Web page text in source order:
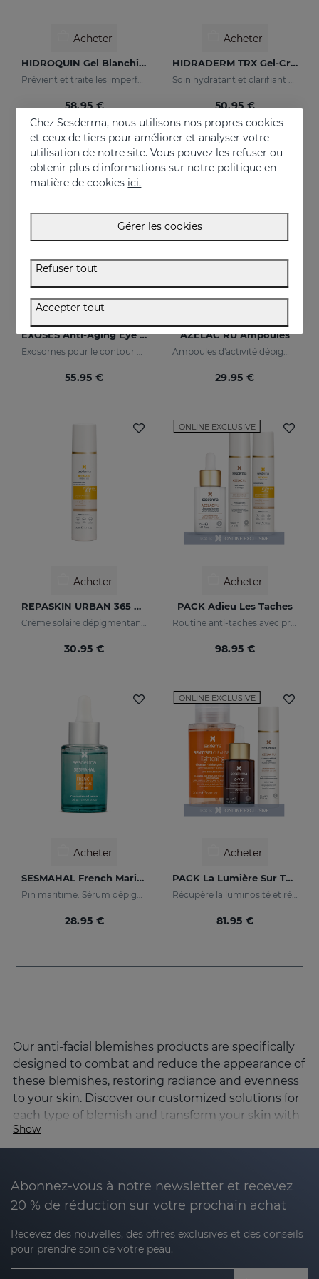
Acheter
HIDROQUIN Gel Blanchissant
Prévient et traite les imperfections cutanées importantes
58.95 €
Acheter
HIDRADERM TRX Gel-Crème
Soin hydratant et clarifiant pour les peaux mixtes
50.95 €
NEUF
Acheter
EXOSES Anti-Aging Eye And Lip Contour
55.95 €
AZELAC RU Ampoules
29.95 €
Acheter
REPASKIN URBAN 365 Depigmenting SPF50+
Crème solaire dépigmentante pour le visage
30.95 €
ONLINE EXCLUSIVE
Acheter
PACK Adieu Les Taches
Routine anti-taches avec protection solaire
98.95 €
Acheter
SESMAHAL French Maritime Pine
28.95 €
ONLINE EXCLUSIVE
Acheter
PACK La Lumière Sur Ta Peau
Récupère la luminosité et réduit les taches de la peau
81.95 €
Our anti-facial blemishes products are specifically
designed to combat and reduce the appearance of
these blemishes, restoring radiance and evenness
to your skin. Discover our customized solutions for
each type of blemish and transform your skin with
our tailored facial routine.
blemishes?
Removing facial blemishes requires consistency,
the use of high quality products and the right
protection. Sesderma's products combine powerful
active ingredients such as tranexamic acid, kojic
acid and vitamin C, which work in synergy to
Show
Abonnez-vous à notre newsletter et recevez
20 % de réduction sur votre prochain achat
Recevez des nouvelles, des offres exclusives et des conseils
pour prendre soin de votre peau.
Chez Sesderma, nous utilisons nos propres cookies
et ceux de tiers pour améliorer et analyser votre
utilisation de notre site. Vous pouvez les refuser ou
obtenir plus d'informations sur notre politique en
matière de cookies ici.
Gérer les cookies
Refuser tout
Accepter tout